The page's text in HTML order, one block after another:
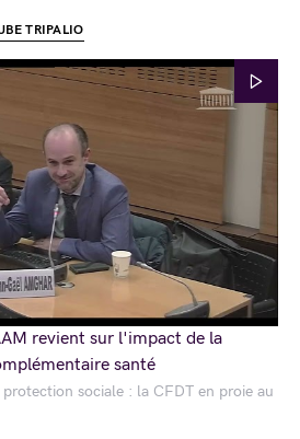
protection sociale : la CFDT en proie au
TRIPALIO
revient sur l'impact de la
santé